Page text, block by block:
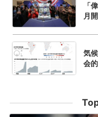
「
月
気
会